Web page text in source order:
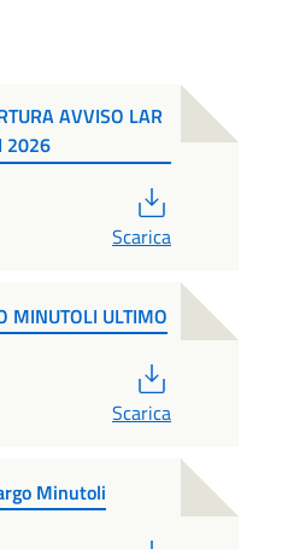
AVVISO LAR
2026
Scarica
MINUTOLI ULTIMO
Scarica
Minutoli